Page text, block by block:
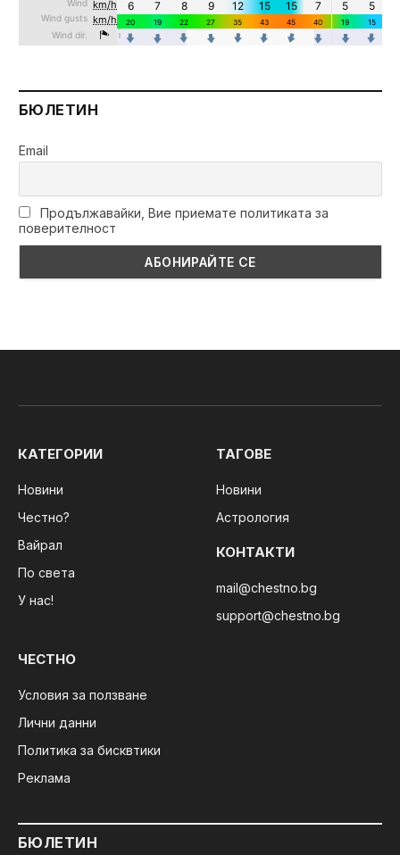
БЮЛЕТИН
Email
Продължавайки, Вие приемате политиката за
поверителност
КАТЕГОРИИ
Новини
Честно?
Вайрал
По света
У нас!
ТАГОВЕ
Новини
Астрология
КОНТАКТИ
mail@chestno.bg
support@chestno.bg
ЧЕСТНО
Условия за ползване
Лични данни
Политика за бисквтики
Реклама
БЮЛЕТИН